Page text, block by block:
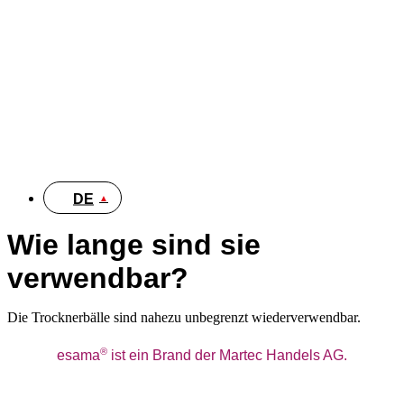
DE
Wie lange sind sie
verwendbar?
Die Trocknerbälle sind nahezu unbegrenzt wiederverwendbar.
esama® ist ein Brand der Martec Handels AG.